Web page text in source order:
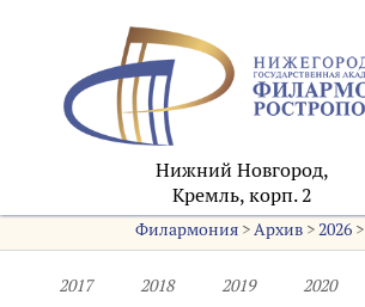
Нижний Новгород,
Кремль, корп. 2
Филармония>Архив>2026>
2017 2018 2019 2020